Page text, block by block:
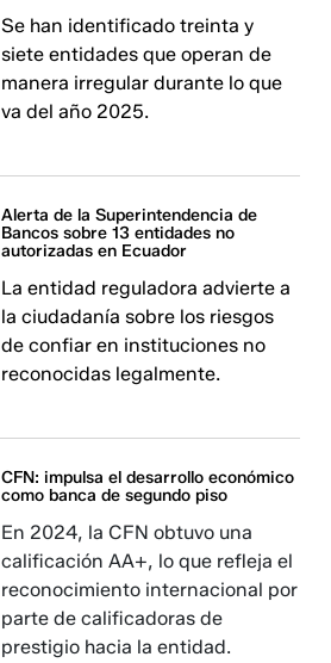
Se han identificado treinta y
siete entidades que operan de
manera irregular durante lo que
va del año 2025.
Alerta de la Superintendencia de
Bancos sobre 13 entidades no
autorizadas en Ecuador
La entidad reguladora advierte a
la ciudadanía sobre los riesgos
de confiar en instituciones no
reconocidas legalmente.
CFN: impulsa el desarrollo económico
como banca de segundo piso
En 2024, la CFN obtuvo una
calificación AA+, lo que refleja el
reconocimiento internacional por
parte de calificadoras de
prestigio hacia la entidad.